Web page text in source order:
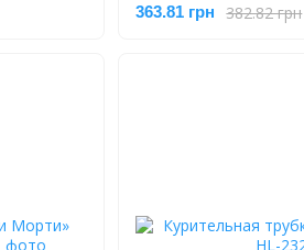
382.82 грн
363.81 грн